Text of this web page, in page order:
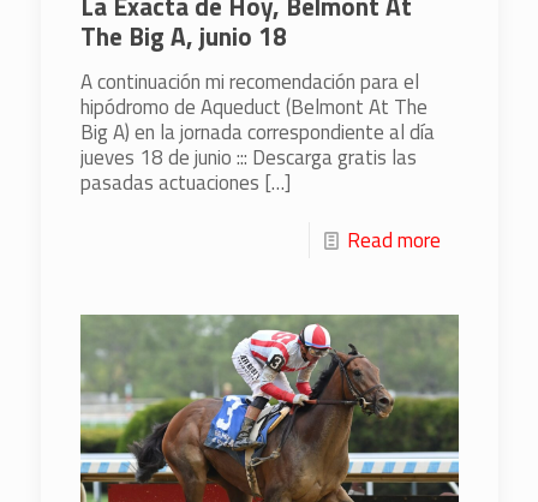
The Big A, junio 18
A continuación mi recomendación para el
hipódromo de Aqueduct (Belmont At The
Big A) en la jornada correspondiente al día
jueves 18 de junio ::: Descarga gratis las
pasadas actuaciones […]
Read more